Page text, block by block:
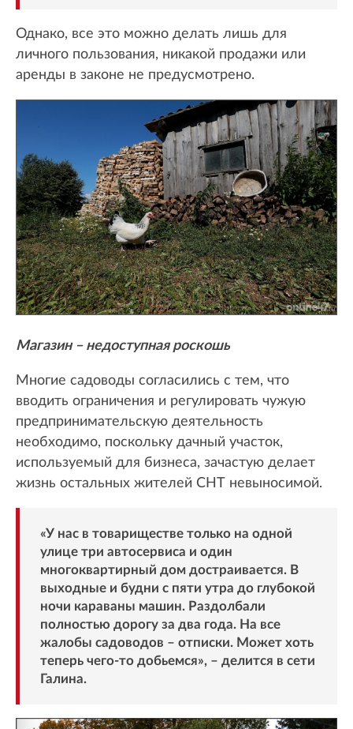
Однако, все это можно делать лишь для
личного пользования, никакой продажи или
аренды в законе не предусмотрено.
Магазин – недоступная роскошь
Многие садоводы согласились с тем, что
вводить ограничения и регулировать чужую
предпринимательскую деятельность
необходимо, поскольку дачный участок,
используемый для бизнеса, зачастую делает
жизнь остальных жителей СНТ невыносимой.
«У нас в товариществе только на одной
улице три автосервиса и один
многоквартирный дом достраивается. В
выходные и будни с пяти утра до глубокой
ночи караваны машин. Раздолбали
полностью дорогу за два года. На все
жалобы садоводов – отписки. Может хоть
теперь чего-то добьемся», – делится в сети
Галина.